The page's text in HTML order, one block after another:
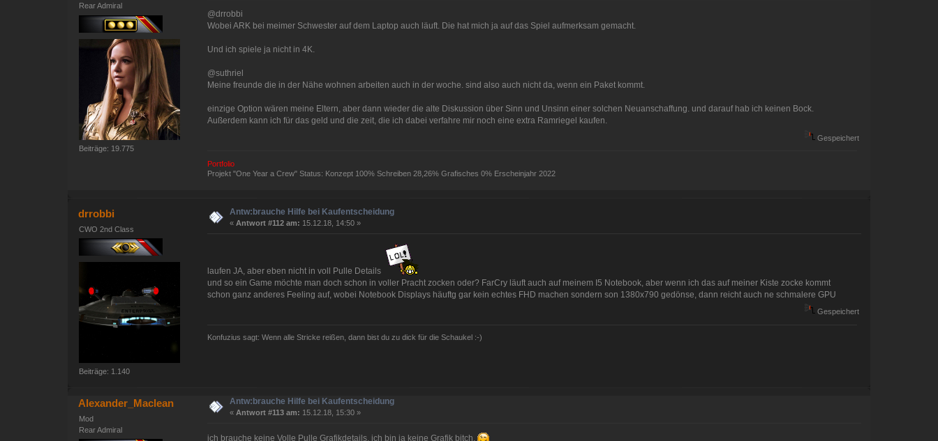
Rear Admiral
Beiträge: 19.775
@drrobbi
Wobei ARK bei meimer Schwester auf dem Laptop auch läuft. Die hat mich ja auf das Spiel aufmerksam gemacht.
Und ich spiele ja nicht in 4K.
@suthriel
Meine freunde die in der Nähe wohnen arbeiten auch in der woche. sind also auch nicht da, wenn ein Paket kommt.
einzige Option wären meine Eltern, aber dann wieder die alte Diskussion über Sinn und Unsinn einer solchen Neuanschaffung. und darauf hab ich keinen Bock.
Außerdem kann ich für das geld und die zeit, die ich dabei verfahre mir noch eine extra Ramriegel kaufen.
Gespeichert
Portfolio
Projekt "One Year a Crew" Status: Konzept 100% Schreiben 28,26% Grafisches 0% Erscheinjahr 2022
drrobbi
CWO 2nd Class
Beiträge: 1.140
Antw:brauche Hilfe bei Kaufentscheidung
« Antwort #112 am: 15.12.18, 14:50 »
laufen JA, aber eben nicht in voll Pulle Details
und so ein Game möchte man doch schon in voller Pracht zocken oder? FarCry läuft auch auf meinem I5 Notebook, aber wenn ich das auf meiner Kiste zocke kommt
schon ganz anderes Feeling auf, wobei Notebook Displays häuftg gar kein echtes FHD machen sondern son 1380x790 gedönse, dann reicht auch ne schmalere GPU
Gespeichert
Konfuzius sagt: Wenn alle Stricke reißen, dann bist du zu dick für die Schaukel :-)
Alexander_Maclean
Mod
Rear Admiral
Antw:brauche Hilfe bei Kaufentscheidung
« Antwort #113 am: 15.12.18, 15:30 »
ich brauche keine Volle Pulle Grafikdetails. ich bin ja keine Grafik bitch.